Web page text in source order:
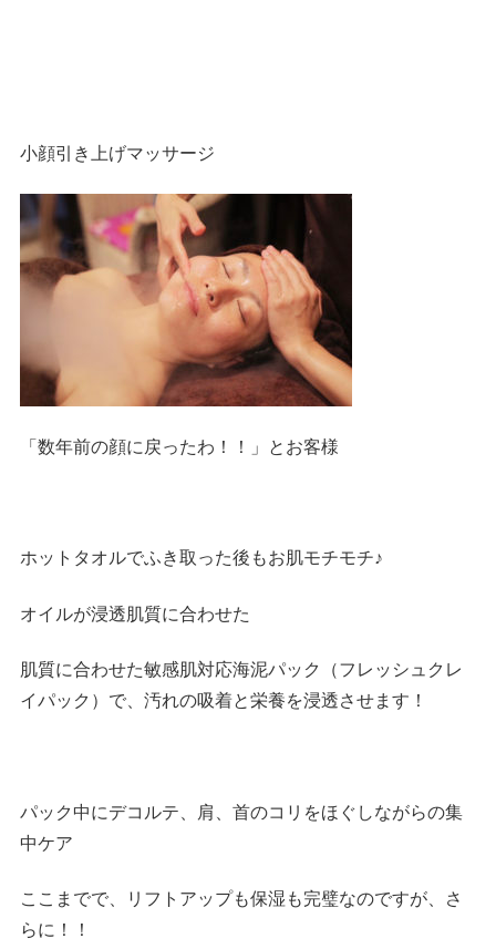
小顔引き上げマッサージ
「数年前の顔に戻ったわ！！」とお客様
ホットタオルでふき取った後もお肌モチモチ♪
オイルが浸透肌質に合わせた
肌質に合わせた敏感肌対応海泥パック（フレッシュクレ
イパック）で、汚れの吸着と栄養を浸透させます！
パック中にデコルテ、肩、首のコリをほぐしながらの集
中ケア
ここまでで、リフトアップも保湿も完璧なのですが、さ
らに！！